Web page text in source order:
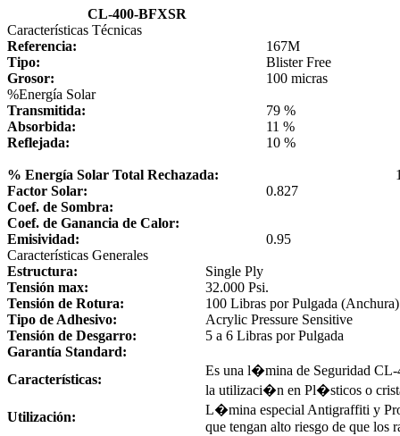
CL-400-BFXSR
Características Técnicas
Referencia:
167M
Tipo:
Blister Free
Grosor:
100 micras
%Energía Solar
Transmitida:
79 %
Absorbida:
11 %
Reflejada:
10 %
% Energía Solar Total Rechazada:
Factor Solar:
0.827
Coef. de Sombra:
Coef. de Ganancia de Calor:
Emisividad:
0.95
Características Generales
Estructura:
Single Ply
Tensión max:
32.000 Psi.
Tensión de Rotura:
100 Libras por Pulgada (Anchura)
Tipo de Adhesivo:
Acrylic Pressure Sensitive
Tensión de Desgarro:
5 a 6 Libras por Pulgada
Garantía Standard:
Características:
Es una l�mina de Seguridad
la utilizaci�n en Pl�sticos o
Utilización:
L�mina especial Antigraffiti y
que tengan alto riesgo de que los